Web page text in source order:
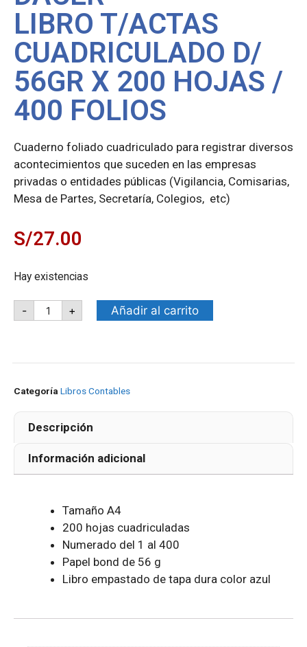
LIBRO T/ACTAS
CUADRICULADO D/
56GR X 200 HOJAS /
400 FOLIOS
Cuaderno foliado cuadriculado para registrar diversos
acontecimientos que suceden en las empresas
privadas o entidades públicas (Vigilancia, Comisarias,
Mesa de Partes, Secretaría, Colegios, etc)
S/27.00
Hay existencias
- + Añadir al carrito
Categoría Libros Contables
Descripción
Información adicional
Tamaño A4
200 hojas cuadriculadas
Numerado del 1 al 400
Papel bond de 56 g
Libro empastado de tapa dura color azul